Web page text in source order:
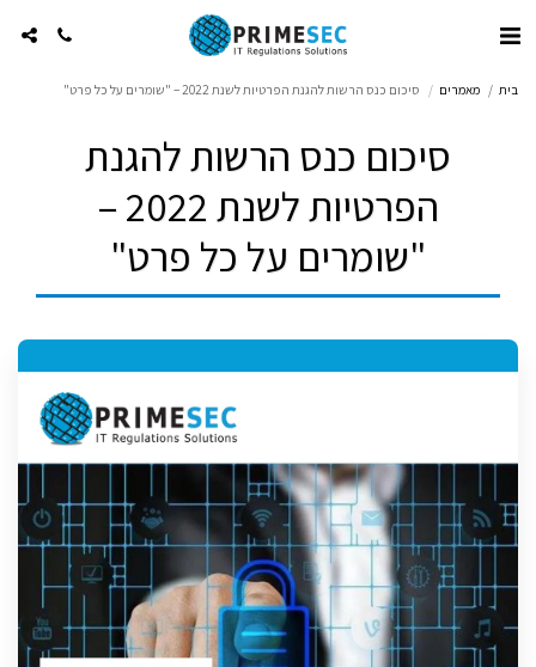
בית מאמרים סיכום כנס הרשות להגנת הפרטיות לשנת 2022 – "שומרים על כל פרט"
סיכום כנס הרשות להגנת
הפרטיות לשנת 2022 –
"שומרים על כל פרט"